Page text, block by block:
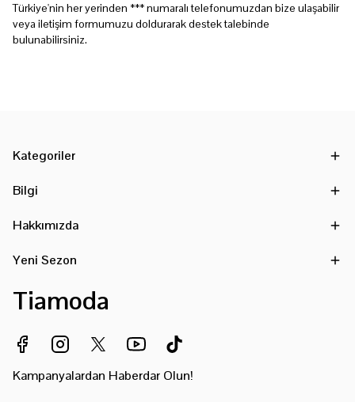
Türkiye'nin her yerinden *** numaralı telefonumuzdan bize ulaşabilir
veya iletişim formumuzu doldurarak destek talebinde
bulunabilirsiniz.
Kategoriler
Bilgi
Hakkımızda
Yeni Sezon
Tiamoda
Kampanyalardan Haberdar Olun!